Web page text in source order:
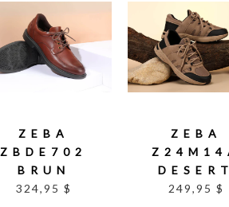
ZEBA
ZBDE702
BRUN
324,95 $
ZEBA
DESERT
249,95 $